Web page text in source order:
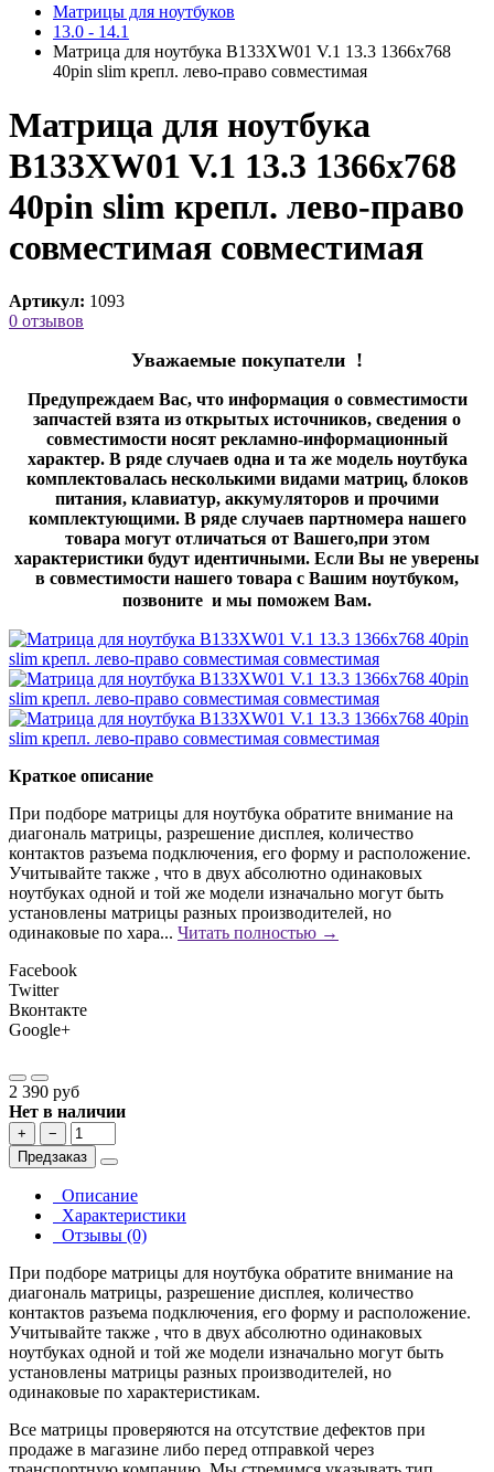
Матрицы для ноутбуков
13.0 - 14.1
Матрица для ноутбука B133XW01 V.1 13.3 1366x768
40pin slim крепл. лево-право cовместимая
Матрица для ноутбука
B133XW01 V.1 13.3 1366x768
40pin slim крепл. лево-право
совместимая cовместимая
Артикул: 1093
0 отзывов
Уважаемые покупатели !
Предупреждаем Вас, что информация о совместимости
запчастей взята из открытых источников, сведения о
совместимости носят рекламно-информационный
характер. В ряде случаев одна и та же модель ноутбука
комплектовалась несколькими видами матриц, блоков
питания, клавиатур, аккумуляторов и прочими
комплектующими. В ряде случаев партномера нашего
товара могут отличаться от Вашего,при этом
характеристики будут идентичными. Если Вы не уверены
в совместимости нашего товара с Вашим ноутбуком,
позвоните и мы поможем Вам.
Краткое описание
При подборе матрицы для ноутбука обратите внимание на
диагональ матрицы, разрешение дисплея, количество
контактов разъема подключения, его форму и расположение.
Учитывайте также , что в двух абсолютно одинаковых
ноутбуках одной и той же модели изначально могут быть
установлены матрицы разных производителей, но
одинаковые по хара... Читать полностью →
Facebook
Twitter
Вконтакте
Google+
2 390 руб
Нет в наличии
+
−
Предзаказ
Описание
Характеристики
Отзывы (0)
При подборе матрицы для ноутбука обратите внимание на
диагональ матрицы, разрешение дисплея, количество
контактов разъема подключения, его форму и расположение.
Учитывайте также , что в двух абсолютно одинаковых
ноутбуках одной и той же модели изначально могут быть
установлены матрицы разных производителей, но
одинаковые по характеристикам.
Все матрицы проверяются на отсутствие дефектов при
продаже в магазине либо перед отправкой через